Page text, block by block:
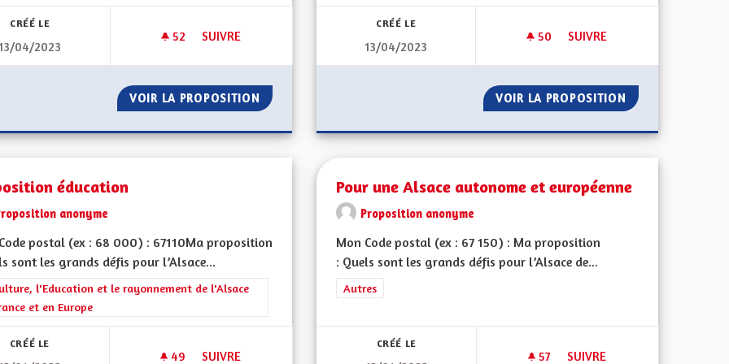
CRÉÉ LE
04/2023
52 52 ABONNÉS
SUIVRE
MA PROPOSITION POUR L'ALSACE
VOIR LA PROPOSITION MA PROPOSITION POUR L'ALSACE
CRÉÉ LE
13/04/2023
50 50 ABONNÉS
SUIVRE
VOIR LA PROPOSITION AVANTAGES DE
éducation
anonyme
postal (ex : 68 000) : 67110Ma proposition
sont les grands défis pour l’Alsace...
les résultats de la catégorie : La Culture, l'Education et le rayonnement de l'Alsace en France et en Europe
l'Education et le rayonnement de l'Alsace
et en Europe
CRÉÉ LE
49 49 ABONNÉS
SUIVRE
Pour une Alsace autonome et européenne
Proposition anonyme
Mon Code postal (ex : 67 150) : Ma proposition
: Quels sont les grands défis pour l’Alsace de...
Filtrer les résultats de la catégorie : Autres
Autres
CRÉÉ LE
57 57 ABONNÉS
SUIVRE